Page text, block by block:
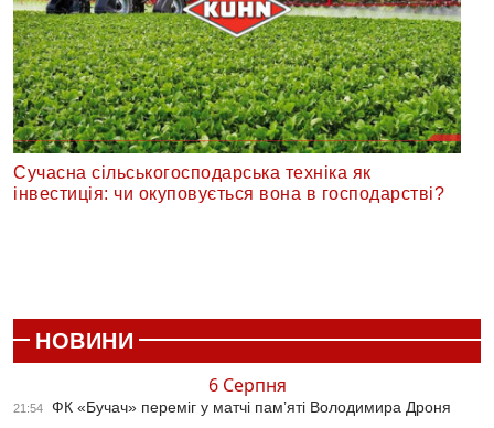
Сучасна сільськогосподарська техніка як
інвестиція: чи окуповується вона в господарстві?
НОВИНИ
6 Серпня
21:54 ФК «Бучач» переміг у матчі пам’яті Володимира Дроня